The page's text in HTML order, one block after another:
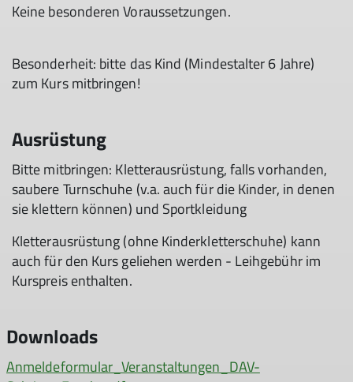
Keine besonderen Voraussetzungen.
Besonderheit: bitte das Kind ​(Mindestalter 6 Jahre)
zum Kurs mitbringen!​
Ausrüstung
Bitte mitbringen: Kletterausrüstung, falls vorhanden,
saubere Turnschuhe (v.a. auch für die Kinder, in denen
sie klettern können) und Sportkleidung
Kletterausrüstung (ohne Kinderkletterschuhe) kann
auch für den Kurs geliehen werden - Leihgebühr im
Kurspreis enthalten.
Downloads
Anmeldeformular_Veranstaltungen_DAV-